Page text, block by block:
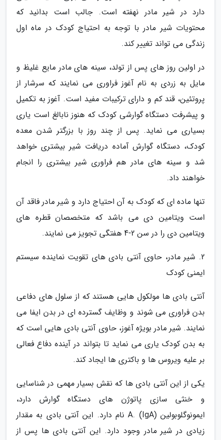
دارد در شیر مادر نهفته است. جالب است بدانید که
محتویات شیر مادر با توجه به احتیاج کودک در ماه اول
زندگی می تواند تغییر کند.
در اولین روز های پس از تولد، سینه های مادر مایع غلیظ و
مایل به زردی به نام آغوز فراوری می نمایند که سرشار از
پروتئین، قند کم و دارای ترکیبات مفید است. آغوز به تکمیل
و پیشرفت دستگاه گوارشی کودک که هنوز نابالغ است یاری
بسیاری می نماید. پس از چند روز با بزرگتر شدن معده
کودک، دستگاه گوارش آماده دریافت شیر بیشتری خواهد
شد و سینه های مادر هم فراوری شیر بیشتری را انجام
خواهند داد.
تنها ماده ای که کودک به آن احتیاج دارد و شیر مادر فاقد آن
است ویتامین دی می باشد که متخصصان قطره های
ویتامین دی را در سن 2-4 هفتگی تجویز می نمایند.
2. شیر مادر، حاوی آنتی بادی های تقویت نماینده سیستم
ایمنی کودک
آنتی بادی ها مولکول هایی هستند که از سلول های دفاعی
بدن فراوری می شوند و وظایف گسترده ای در بدن ایفا می
نمایند. شیر مادر بویژه آغوز، حاوی آنتی بادی هایی است که
به بدن کودک یاری می نماید تا بتواند در آینده دفاع فعالی
بر علیه ویروس ها و باکتری ها ایجاد کند.
یکی از این آنتی بادی ها که نقش بسیار مهمی در شناسایی
و خنثی سازی پاتوژن های دستگاه گوارش دارد،
ایمونوگلوبولین A. (IgA) نام دارد. این آنتی بادی به مقدار
زیادی در شیر مادر وجود دارد. این آنتی بادی ها پس از